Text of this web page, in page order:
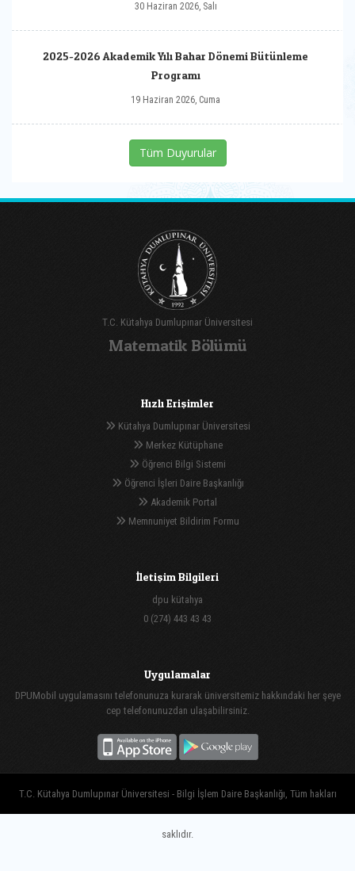
30 Haziran 2026, Salı
2025-2026 Akademik Yılı Bahar Dönemi Bütünleme
Programı
19 Haziran 2026, Cuma
Tüm Duyurular
T.C. Kütahya Dumlupınar Üniversitesi
Matematik Bölümü
Hızlı Erişimler
Kütahya Dumlupınar Üniversitesi
Merkez Kütüphane
Öğrenci Bilgi Sistemi
Öğrenci İşleri Daire Başkanlığı
Akademik Portal
Memnuniyet Bildirim Formu
İletişim Bilgileri
dpu kütahya
0 (274) 443 43 43
Uygulamalar
DPUMobil uygulamasını telefonunuza kurarak üniversitemiz hakkındaki her şeye
cep telefonunuzdan ulaşabilirsiniz.
T.C. Kütahya Dumlupınar Üniversitesi - Bilgi İşlem Daire Başkanlığı, Tüm hakları
saklıdır.